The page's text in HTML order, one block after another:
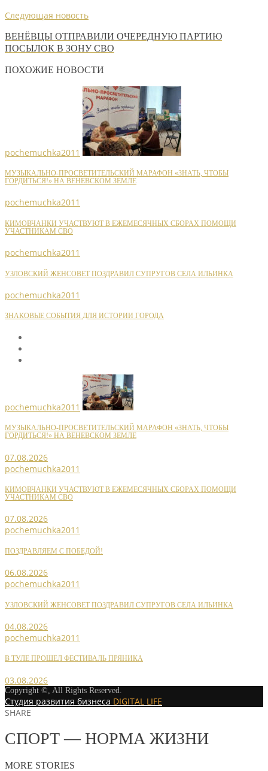
Следующая новость
ВЕНЁВЦЫ ОТПРАВИЛИ ОЧЕРЕДНУЮ ПАРТИЮ
ПОСЫЛОК В ЗОНУ СВО
ПОХОЖИЕ НОВОСТИ
pochemuchka2011
МУЗЫКАЛЬНО-ПРОСВЕТИТЕЛЬСКИЙ МАРАФОН «ЗНАТЬ, ЧТОБЫ
ГОРДИТЬСЯ!» НА ВЕНЕВСКОМ ЗЕМЛЕ
pochemuchka2011
КИМОВЧАНКИ УЧАСТВУЮТ В ЕЖЕМЕСЯЧНЫХ СБОРАХ ПОМОЩИ
УЧАСТНИКАМ СВО
pochemuchka2011
УЗЛОВСКИЙ ЖЕНСОВЕТ ПОЗДРАВИЛ СУПРУГОВ СЕЛА ИЛЬИНКА
pochemuchka2011
ЗНАКОВЫЕ СОБЫТИЯ ДЛЯ ИСТОРИИ ГОРОДА
pochemuchka2011
МУЗЫКАЛЬНО-ПРОСВЕТИТЕЛЬСКИЙ МАРАФОН «ЗНАТЬ, ЧТОБЫ
ГОРДИТЬСЯ!» НА ВЕНЕВСКОМ ЗЕМЛЕ
07.08.2026
pochemuchka2011
КИМОВЧАНКИ УЧАСТВУЮТ В ЕЖЕМЕСЯЧНЫХ СБОРАХ ПОМОЩИ
УЧАСТНИКАМ СВО
07.08.2026
pochemuchka2011
ПОЗДРАВЛЯЕМ С ПОБЕДОЙ!
06.08.2026
pochemuchka2011
УЗЛОВСКИЙ ЖЕНСОВЕТ ПОЗДРАВИЛ СУПРУГОВ СЕЛА ИЛЬИНКА
04.08.2026
pochemuchka2011
В ТУЛЕ ПРОШЕЛ ФЕСТИВАЛЬ ПРЯНИКА
03.08.2026
Copyright ©, All Rights Reserved.
Студия развития бизнеса DIGITAL LIFE
SHARE
СПОРТ — НОРМА ЖИЗНИ
MORE STORIES